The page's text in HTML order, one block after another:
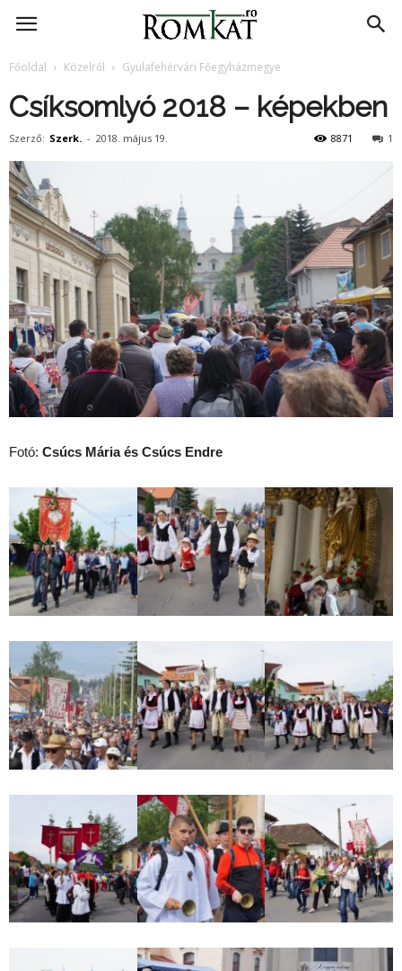
RomKat.ro
Főoldal Közelről Gyulafehérvári Főegyházmegye
Csíksomlyó 2018 – képekben
Szerző: Szerk. - 2018. május 19. 1
8871
Fotó: Csúcs Mária és Csúcs Endre